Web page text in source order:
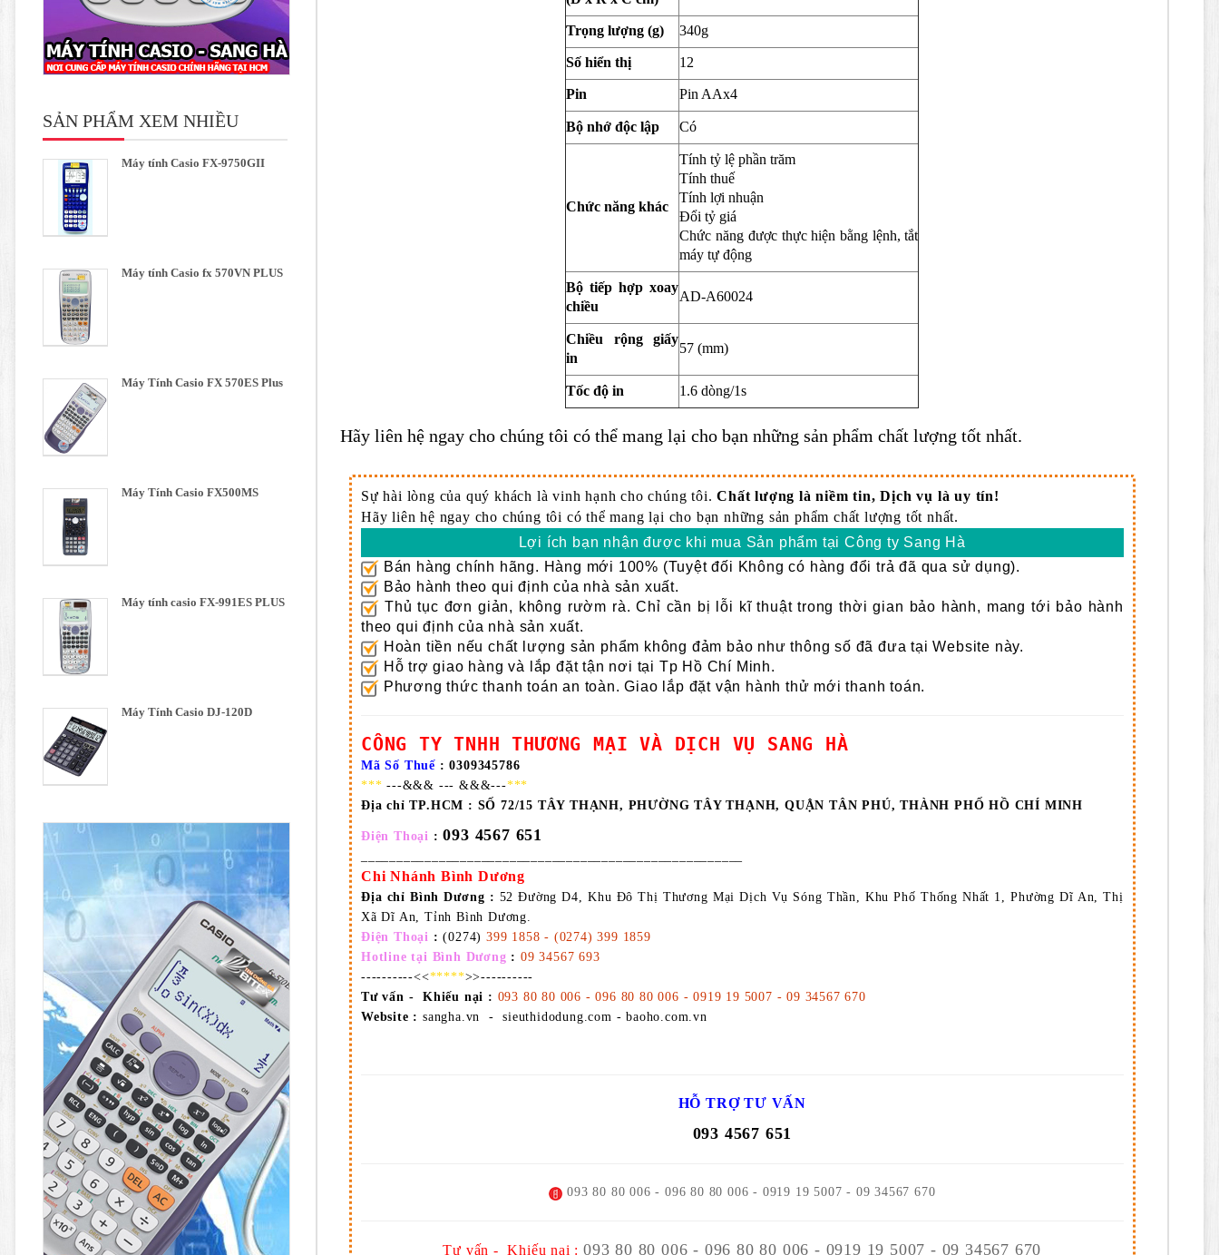
SẢN PHẨM XEM NHIỀU
Máy tính Casio FX-9750GII
Máy tính Casio fx 570VN PLUS
Máy Tính Casio FX 570ES Plus
Máy Tính Casio FX500MS
Máy tính casio FX-991ES PLUS
Máy Tính Casio DJ-120D
Trọng lượng (g) 340g
Số hiển thị 12
Pin Pin AAx4
Bộ nhớ độc lập Có
Chức năng khác
Tính tỷ lệ phần trăm
Tính thuế
Tính lợi nhuận
Đổi tỷ giá
Chức năng được thực hiện bằng lệnh, tắt
máy tự động
Bộ tiếp hợp xoay
chiều
AD-A60024
Chiều rộng giấy
in
57 (mm)
Tốc độ in 1.6 dòng/1s
Hãy liên hệ ngay cho chúng tôi có thể mang lại cho bạn những sản phẩm chất lượng tốt nhất.
Sự hài lòng của quý khách là vinh hạnh cho chúng tôi.Chất lượng là niềm tin, Dịch vụ là uy tín!
Hãy liên hệ ngay cho chúng tôi có thể mang lại cho bạn những sản phẩm chất lượng tốt nhất.
Lợi ích bạn nhận được khi mua Sản phẩm tại Công ty Sang Hà
Bán hàng chính hãng. Hàng mới 100% (Tuyệt đối Không có hàng đổi trả đã qua sử dụng).
Bảo hành theo qui định của nhà sản xuất.
Thủ tục đơn giản, không rườm rà. Chỉ cần bị lỗi kĩ thuật trong thời gian bảo hành, mang tới bảo hành
theo qui định của nhà sản xuất.
Hoàn tiền nếu chất lượng sản phẩm không đảm bảo như thông số đã đưa tại Website này.
Hỗ trợ giao hàng và lắp đặt tận nơi tại Tp Hồ Chí Minh.
Phương thức thanh toán an toàn. Giao lắp đặt vận hành thử mới thanh toán.
CÔNG TY TNHH THƯƠNG MẠI VÀ DỊCH VỤ SANG HÀ
Mã Số Thuế : 0309345786
*** ---&&& --- &&&---***
Địa chỉ TP.HCM : SỐ 72/15 TÂY THẠNH, PHƯỜNG TÂY THẠNH, QUẬN TÂN PHÚ, THÀNH PHỐ HỒ CHÍ MINH
Điện Thoại : 093 4567 651
Chi Nhánh Bình Dương
Địa chỉ Bình Dương : 52 Đường D4, Khu Đô Thị Thương Mại Dịch Vụ Sóng Thần, Khu Phố Thống Nhất 1, Phường Dĩ An, Thị
Xã Dĩ An, Tỉnh Bình Dương.
Điện Thoại : (0274)399 1858 - (0274) 399 1859
Hotline tại Bình Dương : 09 34567 693
----------<<*****>>----------
Tư vấn - Khiếu nại : 093 80 80 006 - 096 80 80 006 - 0919 19 5007 - 09 34567 670
Website : sangha.vn - sieuthidodung.com - baoho.com.vn
HỖ TRỢ TƯ VẤN
093 4567 651
093 80 80 006 - 096 80 80 006 - 0919 19 5007 - 09 34567 670
Tư vấn - Khiếu nại :093 80 80 006 - 096 80 80 006 - 0919 19 5007 - 09 34567 670